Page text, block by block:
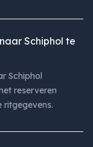
Schiphol te
Schiphol
reserveren
ritgegevens.